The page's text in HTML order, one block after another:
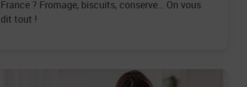
France ? Fromage, biscuits, conserve… On vous
dit tout !